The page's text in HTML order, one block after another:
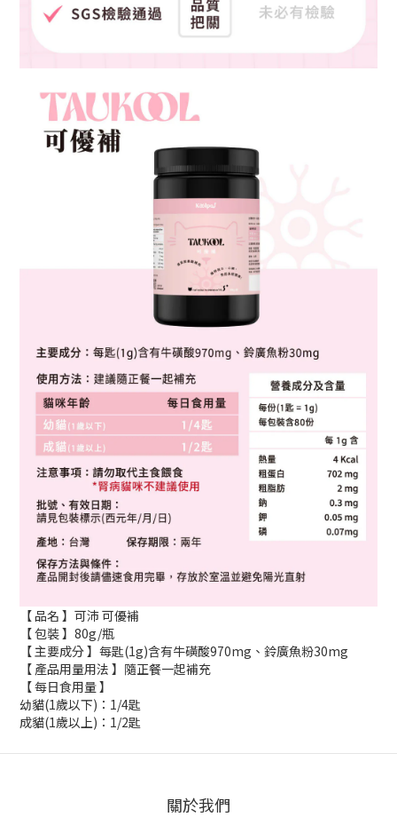
【 品名 】可沛 可優補
【 包裝 】80g/瓶
【 主要成分 】每匙(1g)含有牛磺酸970mg、鈴廣魚粉30mg
【 產品用量用法 】隨正餐一起補充
【 每日食用量 】
幼貓(1歲以下)：1/4匙
成貓(1歲以上)：1/2匙
關於我們